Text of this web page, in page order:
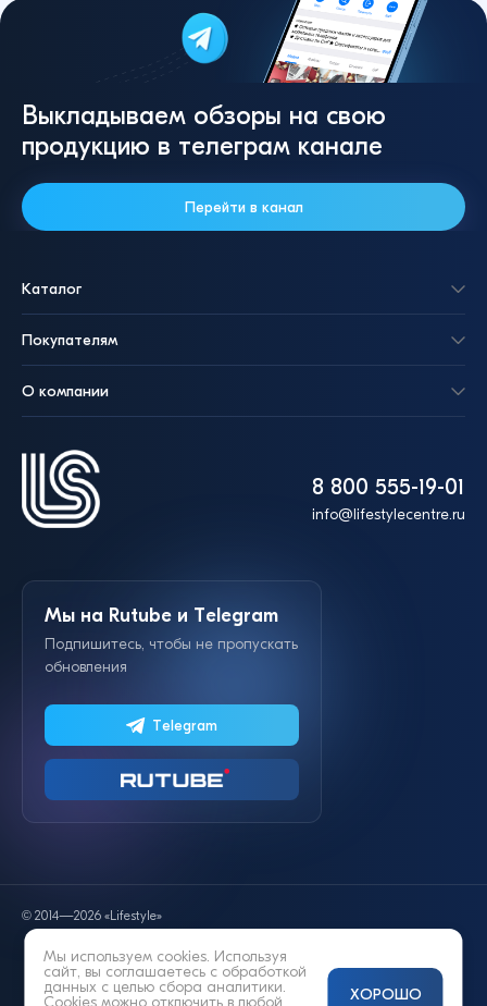
Выкладываем обзоры на свою
продукцию в телеграм канале
Перейти в канал
8 800 555-19-01
info@lifestylecentre.ru
Каталог
Покупателям
О компании
Мы на Rutube и Telegram
Подпишитесь, чтобы не пропускать
обновления
Telegram
© 2014—2026 «Lifestyle»
Мы используем cookies. Используя
сайт, вы соглашаетесь с обработкой
данных с целью сбора аналитики.
Cookies можно отключить в любой
ХОРОШО